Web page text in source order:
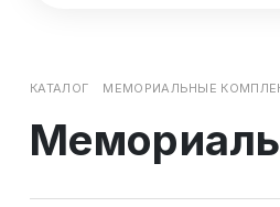
КАТАЛОГ МЕМОРИАЛЬНЫЕ